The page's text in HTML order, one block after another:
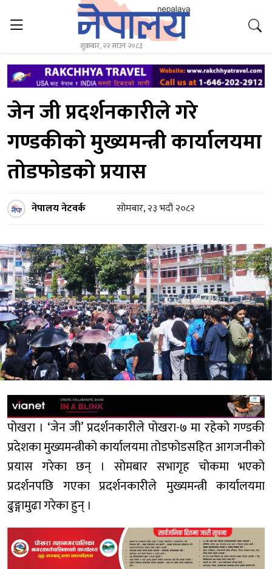
शुक्रबार, २२ साउन २०८३
जेन जी प्रदर्शनकारीले गरे
गण्डकीको मुख्यमन्त्री कार्यालयमा
तोडफोडको प्रयास
नेपालय नेटवर्क सोमबार, २३ भदौ २०८२
पोखरा । ‘जेन जी’ प्रदर्शनकारीले पोखरा-७ मा रहेको गण्डकी
प्रदेशका मुख्यमन्त्रीको कार्यालयमा तोडफोडसहित आगजनीको
प्रयास गरेका छन् । सोमबार सभागृह चोकमा भएको
प्रदर्शनपछि गएका प्रदर्शनकारीले मुख्यमन्त्री कार्यालयमा
ढुङ्गामुढा गरेका हुन् ।